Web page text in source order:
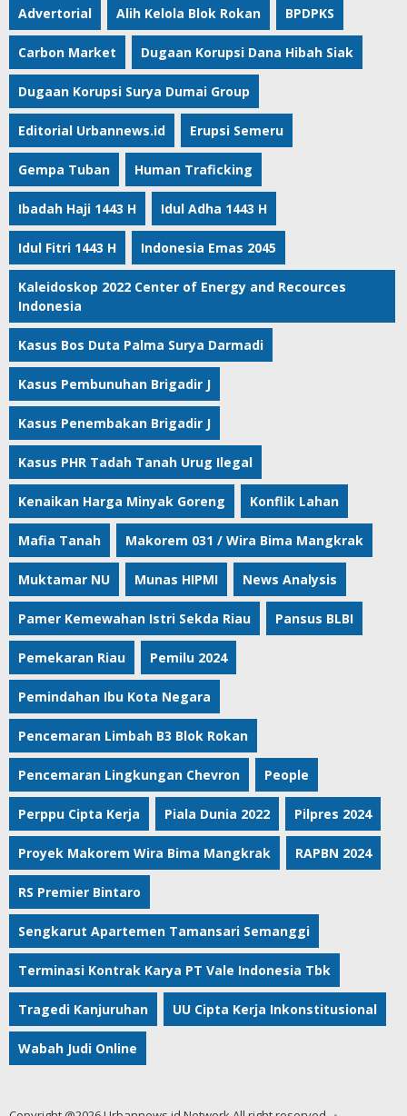
Advertorial Alih Kelola Blok Rokan BPDPKS
Carbon Market Dugaan Korupsi Dana Hibah Siak
Dugaan Korupsi Surya Dumai Group
Editorial Urbannews.id Erupsi Semeru
Gempa Tuban Human Traficking
Ibadah Haji 1443 H Idul Adha 1443 H
Idul Fitri 1443 H Indonesia Emas 2045
Kaleidoskop 2022 Center of Energy and Recources
Indonesia
Kasus Bos Duta Palma Surya Darmadi
Kasus Pembunuhan Brigadir J
Kasus Penembakan Brigadir J
Kasus PHR Tadah Tanah Urug Ilegal
Kenaikan Harga Minyak Goreng Konflik Lahan
Mafia Tanah Makorem 031 / Wira Bima Mangkrak
Muktamar NU Munas HIPMI News Analysis
Pamer Kemewahan Istri Sekda Riau Pansus BLBI
Pemekaran Riau Pemilu 2024
Pemindahan Ibu Kota Negara
Pencemaran Limbah B3 Blok Rokan
Pencemaran Lingkungan Chevron People
Perppu Cipta Kerja Piala Dunia 2022 Pilpres 2024
Proyek Makorem Wira Bima Mangkrak RAPBN 2024
RS Premier Bintaro
Sengkarut Apartemen Tamansari Semanggi
Terminasi Kontrak Karya PT Vale Indonesia Tbk
Tragedi Kanjuruhan UU Cipta Kerja Inkonstitusional
Wabah Judi Online